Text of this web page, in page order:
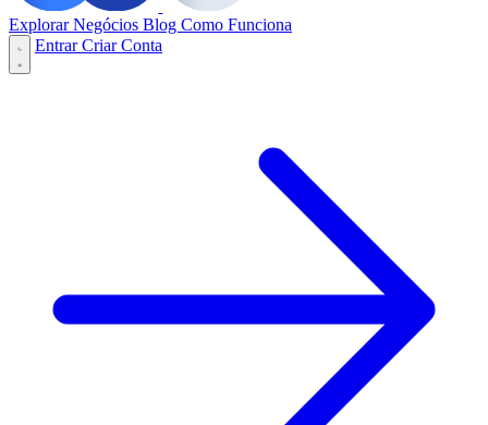
Explorar Negócios Blog Como Funciona
EntrarCriar Conta